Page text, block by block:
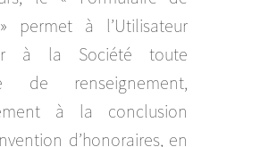
permet à l’Utilisateur
à la Société toute
de renseignement,
à la conclusion
d’honoraires, en